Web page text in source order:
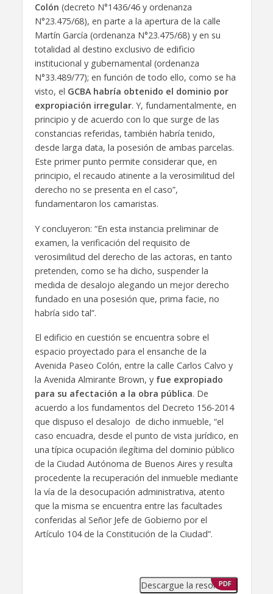
Colón (decreto N°1436/46 y ordenanza
N°23.475/68), en parte a la apertura de la calle
Martín García (ordenanza N°23.475/68) y en su
totalidad al destino exclusivo de edificio
institucional y gubernamental (ordenanza
N°33.489/77); en función de todo ello, como se ha
visto, el GCBA habría obtenido el dominio por
expropiación irregular. Y, fundamentalmente, en
principio y de acuerdo con lo que surge de las
constancias referidas, también habría tenido,
desde larga data, la posesión de ambas parcelas.
Este primer punto permite considerar que, en
principio, el recaudo atinente a la verosimilitud del
derecho no se presenta en el caso”,
fundamentaron los camaristas.
Y concluyeron: “En esta instancia preliminar de
examen, la verificación del requisito de
verosimilitud del derecho de las actoras, en tanto
pretenden, como se ha dicho, suspender la
medida de desalojo alegando un mejor derecho
fundado en una posesión que, prima facie, no
habría sido tal”.
El edificio en cuestión se encuentra sobre el
espacio proyectado para el ensanche de la
Avenida Paseo Colón, entre la calle Carlos Calvo y
la Avenida Almirante Brown, y fue expropiado
para su afectación a la obra pública. De
acuerdo a los fundamentos del Decreto 156-2014
que dispuso el desalojo de dicho inmueble, “el
caso encuadra, desde el punto de vista jurídico, en
una típica ocupación ilegítima del dominio público
de la Ciudad Autónoma de Buenos Aires y resulta
procedente la recuperación del inmueble mediante
la vía de la desocupación administrativa, atento
que la misma se encuentra entre las facultades
conferidas al Señor Jefe de Gobierno por el
Artículo 104 de la Constitución de la Ciudad”.
Descargue la resolución
PDF